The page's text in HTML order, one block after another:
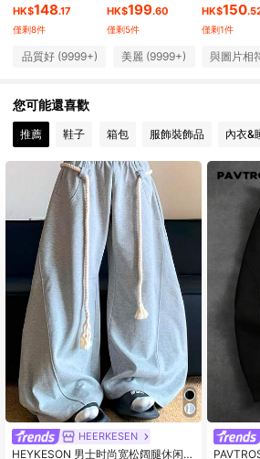
4.90 1M 追蹤者
1M 追蹤者
4.90 1M 追蹤者
HK$148.17
僅剩8件
HK$199.60
僅剩5件
HK$150
僅剩1件
品質好 (9999+) 美麗 (9999+) 與圖片相
您可能還喜歡
推薦 鞋子 箱包 服飾裝飾品 內衣&
HEERKESEN
HEYKESON 男士时尚宽松阔腿休闲运